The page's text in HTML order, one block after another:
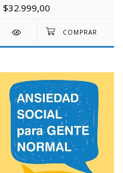
$32.999,00